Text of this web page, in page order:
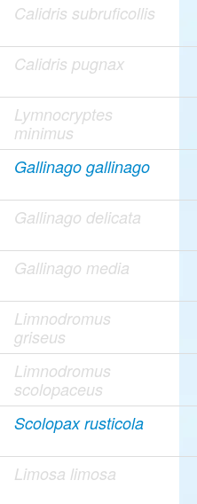
Calidris subruficollis
Calidris pugnax
Lymnocryptes
minimus
Gallinago gallinago
Gallinago delicata
Gallinago media
Limnodromus
griseus
Limnodromus
scolopaceus
Scolopax rusticola
Limosa limosa